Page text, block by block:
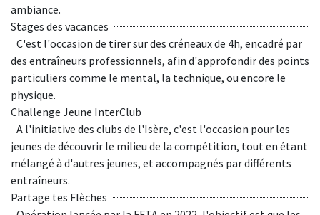
ambiance.
Stages des vacances
C'est l'occasion de tirer sur des créneaux de 4h, encadré par
des entraîneurs professionnels, afin d'approfondir des points
particuliers comme le mental, la technique, ou encore le
physique.
Challenge Jeune InterClub
A l'initiative des clubs de l'Isère, c'est l'occasion pour les
jeunes de découvrir le milieu de la compétition, tout en étant
mélangé à d'autres jeunes, et accompagnés par différents
entraîneurs.
Partage tes Flèches